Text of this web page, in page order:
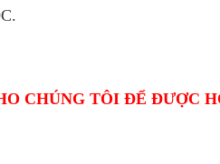
CHÚNG TÔI ĐỂ ĐƯỢC